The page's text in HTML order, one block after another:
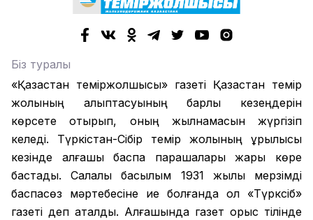
Біз туралы
«Қазақстан теміржолшысы» газеті Қазақстан темір
жолының қалыптасуының барлық кезеңдерін
көрсете отырып, оның жылнамасын жүргізіп
келеді. Түркістан-Сібір темір жолының құрылысы
кезінде алғашқы баспа парақшалары жарық көре
бастады. Салалық басылым 1931 жылы мерзімді
баспасөз мәртебесіне ие болғанда ол «Түрксіб»
газеті деп аталды. Алғашында газет орыс тілінде